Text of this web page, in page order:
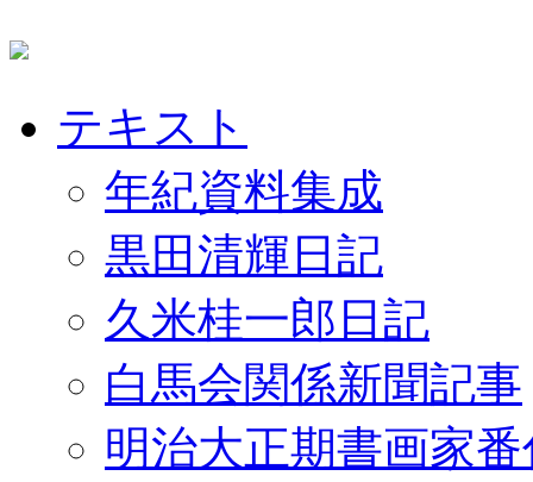
テキスト
年紀資料集成
黒田清輝日記
久米桂一郎日記
白馬会関係新聞記事
明治大正期書画家